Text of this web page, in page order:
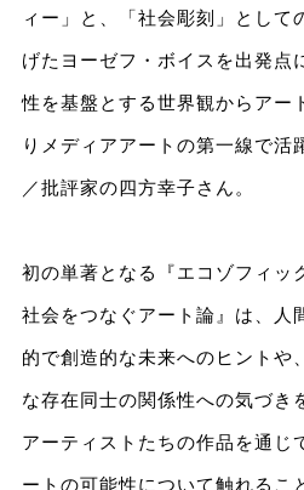
ィー」と、「社会彫刻」として
げたヨーゼフ・ボイスを出発点
性を基盤とする世界観からアー
りメディアアートの第一線で活
／批評家の四方幸子さん。
初の単著となる『エコゾフィッ
社会をつなぐアート論』は、人
的で創造的な未来へのヒントや
な存在同士の関係性への気づき
アーティストたちの作品を通じ
ートの可能性について触れるこ